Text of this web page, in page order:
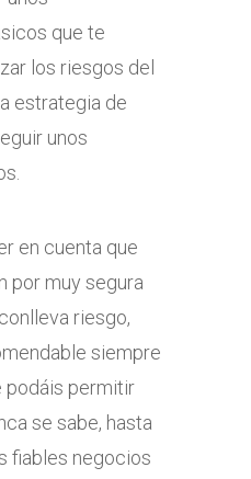
que te
los riesgos del
estrategia de
unos
en cuenta que
por muy segura
riesgo,
siempre
podáis permitir
se sabe, hasta
fiables negocios